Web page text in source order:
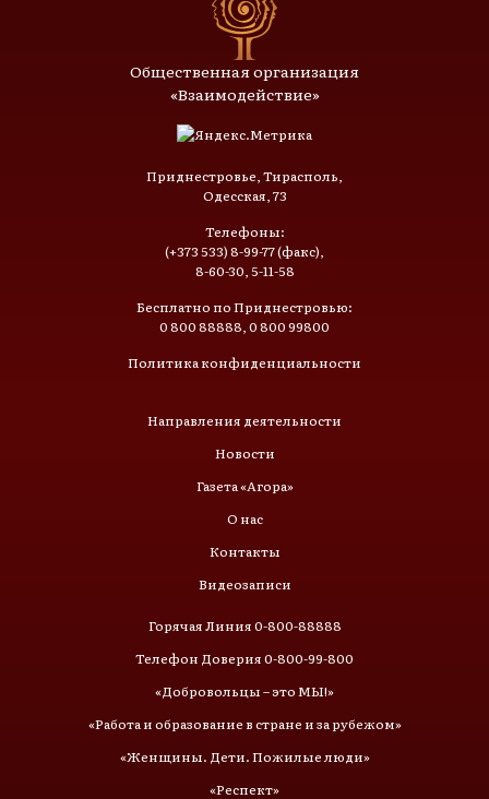
Общественная организация
«Взаимодействие»
Приднестровье, Тирасполь,
Одесская, 73
Телефоны:
(+373 533) 8-99-77 (факс),
8-60-30, 5-11-58
Бесплатно по Приднестровью:
0 800 88888, 0 800 99800
Политика конфиденциальности
Направления деятельности
Новости
Газета «Агора»
О нас
Контакты
Видеозаписи
Горячая Линия 0-800-88888
Телефон Доверия 0-800-99-800
«Добровольцы – это МЫ!»
«Работа и образование в стране и за рубежом»
«Женщины. Дети. Пожилые люди»
«Респект»